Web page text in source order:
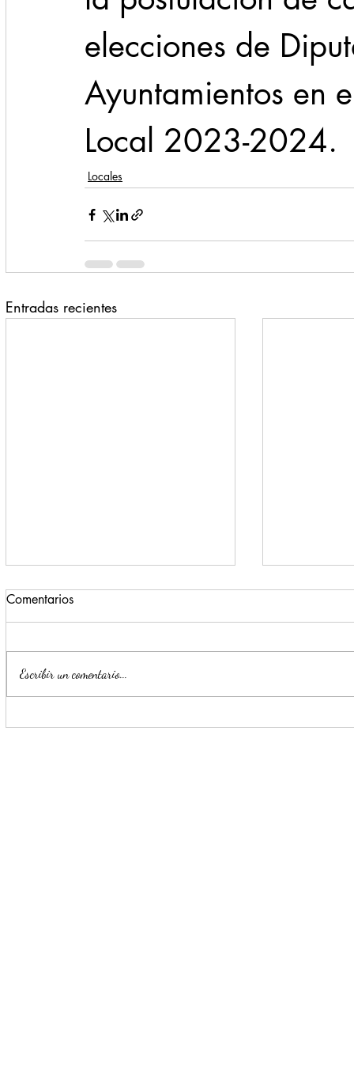
elecciones de
Ayuntamientos en
Local 2023-2024.
Locales
Entradas recientes
Monterrey registra un 72% de
Escobedo
Comentarios
Escribir un comentario...